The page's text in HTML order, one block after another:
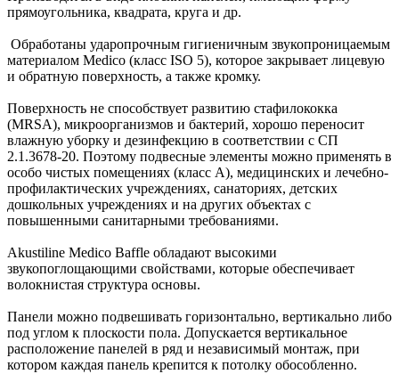
прямоугольника, квадрата, круга и др.
Обработаны ударопрочным гигиеничным звукопроницаемым
материалом Medico (класс ISO 5), которое закрывает лицевую
и обратную поверхность, а также кромку.
Поверхность не способствует развитию стафилококка
(MRSA), микроорганизмов и бактерий, хорошо переносит
влажную уборку и дезинфекцию в соответствии с СП
2.1.3678-20. Поэтому подвесные элементы можно применять в
особо чистых помещениях (класс А), медицинских и лечебно-
профилактических учреждениях, санаториях, детских
дошкольных учреждениях и на других объектах с
повышенными санитарными требованиями.
Akustiline Medico Baffle обладают высокими
звукопоглощающими свойствами, которые обеспечивает
волокнистая структура основы.
Панели можно подвешивать горизонтально, вертикально либо
под углом к плоскости пола. Допускается вертикальное
расположение панелей в ряд и независимый монтаж, при
котором каждая панель крепится к потолку обособленно.